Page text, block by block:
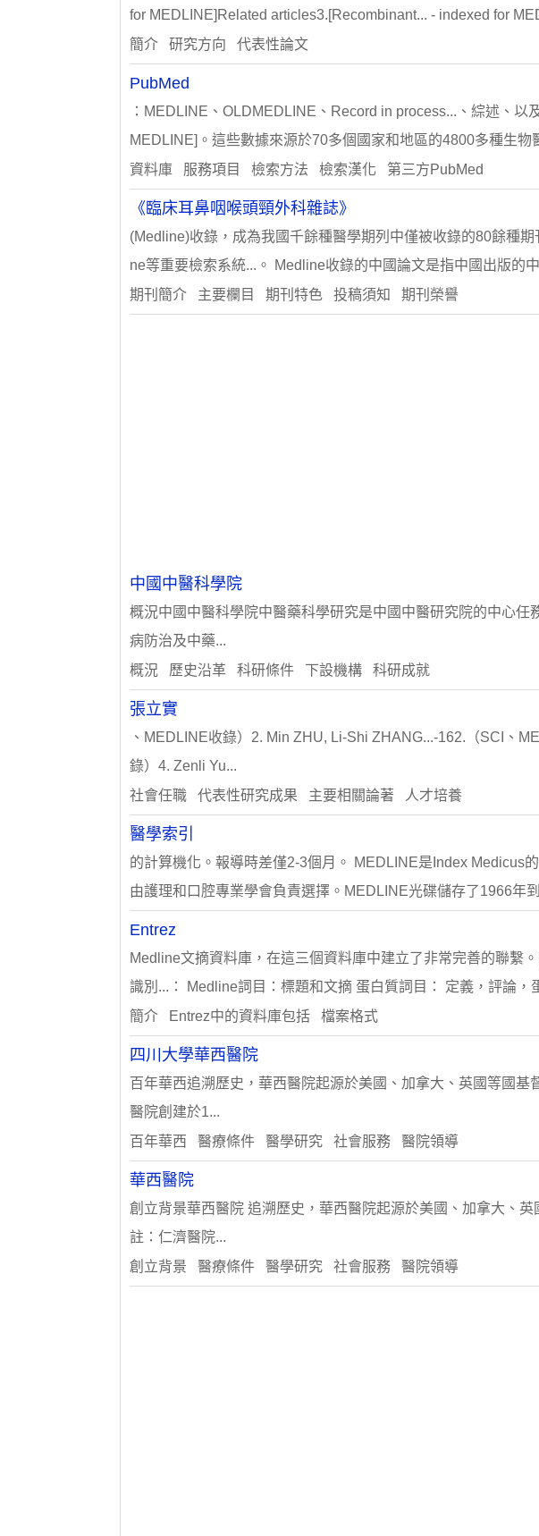
for MEDLINE]Related articles3.[Recombinant... - indexed for
簡介 研究方向 代表性論文
PubMed
：MEDLINE、OLDMEDLINE、Record in process...、綜述、
MEDLINE]。這些數據來源於70多個國家和地區的4800多種生物
資料庫 服務項目 檢索方法 檢索漢化 第三方PubMed
《臨床耳鼻咽喉頭頸外科雜誌》
(Medline)收錄，成為我國千餘種醫學期列中僅被收錄的80餘種
ne等重要檢索系統...。 Medline收錄的中國論文是指中國出版的
期刊簡介 主要欄目 期刊特色 投稿須知 期刊榮譽
中國中醫科學院
概況中國中醫科學院中醫藥科學研究是中國中醫研究院的中心
病防治及中藥...
概況 歷史沿革 科研條件 下設機構 科研成就
張立實
、MEDLINE收錄）2. Min ZHU, Li-Shi ZHANG...-162.（SCI、
錄）4. Zenli Yu...
社會任職 代表性研究成果 主要相關論著 人才培養
醫學索引
的計算機化。報導時差僅2-3個月。 MEDLINE是Index Medicus
由護理和口腔專業學會負責選擇。MEDLINE光碟儲存了1966年
Entrez
Medline文摘資料庫，在這三個資料庫中建立了非常完善的聯繫
識別...： Medline詞目：標題和文摘 蛋白質詞目： 定義，評論，
簡介 Entrez中的資料庫包括 檔案格式
四川大學華西醫院
百年華西追溯歷史，華西醫院起源於美國、加拿大、英國等國
醫院創建於1...
百年華西 醫療條件 醫學研究 社會服務 醫院領導
華西醫院
創立背景華西醫院 追溯歷史，華西醫院起源於美國、加拿大、
註：仁濟醫院...
創立背景 醫療條件 醫學研究 社會服務 醫院領導